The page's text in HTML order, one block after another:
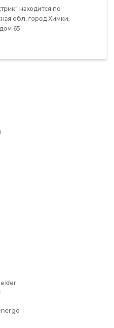
находится по
обл, город Химки,
дом 65